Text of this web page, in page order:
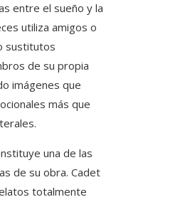
entre el sueño y la
utiliza amigos o
sustitutos
de su propia
imágenes que
más que
una de las
de su obra. Cadet
totalmente